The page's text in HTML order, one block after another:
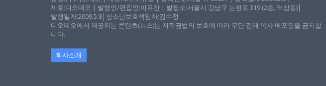
제호:디오데오 | 발행인/편집인:이유찬 | 발행소:서울시 강남구 논현로 319 (2층, 역삼동)│
발행일자:2009.5.8│청소년보호책임자:김수정
디오데오에서 제공되는 콘텐츠(뉴스)는 저작권법의 보호에 따라 무단 전재 복사 배포등을 금지합
니다.
회사소개